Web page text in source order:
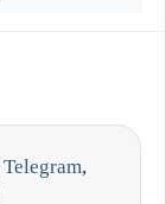
Telegram,